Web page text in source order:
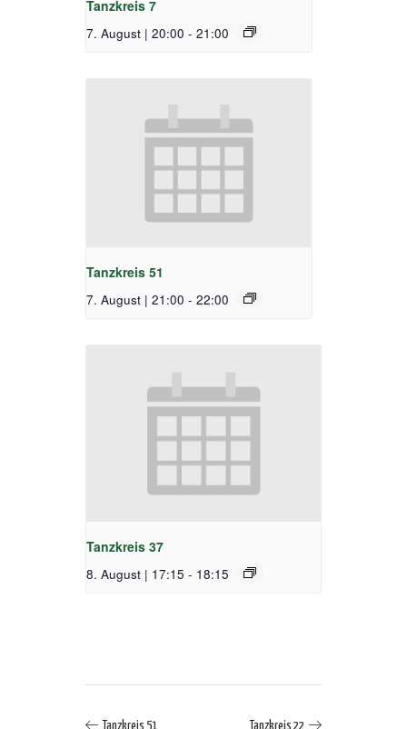
Tanzkreis 7
7. August | 20:00 - 21:00
Tanzkreis 51
7. August | 21:00 - 22:00
Tanzkreis 37
8. August | 17:15 - 18:15
Tanzkreis 51 Tanzkreis 22